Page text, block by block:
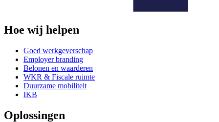
Hoe wij helpen
Goed werkgeverschap
Employer branding
Belonen en waarderen
WKR & Fiscale ruimte
Duurzame mobiliteit
IKB
Oplossingen